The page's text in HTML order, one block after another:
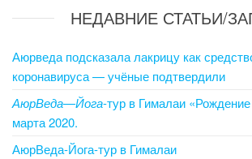
НЕДАВНИЕ СТАТЬИ/
Аюрведа подсказала лакрицу как
коронавируса — учёные подтвердили
АюрВеда—Йога-тур в Гималаи
марта 2020.
АюрВеда-Йога-тур в Гималаи